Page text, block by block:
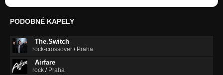
PODOBNÉ KAPELY
The.Switch
rock-crossover / Praha
Airfare
rock / Praha